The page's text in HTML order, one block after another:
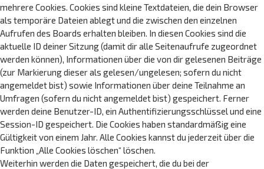
mehrere Cookies. Cookies sind kleine Textdateien, die dein Browser
als temporäre Dateien ablegt und die zwischen den einzelnen
Aufrufen des Boards erhalten bleiben. In diesen Cookies sind die
aktuelle ID deiner Sitzung (damit dir alle Seitenaufrufe zugeordnet
werden können), Informationen über die von dir gelesenen Beiträge
(zur Markierung dieser als gelesen/ungelesen; sofern du nicht
angemeldet bist) sowie Informationen über deine Teilnahme an
Umfragen (sofern du nicht angemeldet bist) gespeichert. Ferner
werden deine Benutzer-ID, ein Authentifizierungsschlüssel und eine
Session-ID gespeichert. Die Cookies haben standardmäßig eine
Gültigkeit von einem Jahr. Alle Cookies kannst du jederzeit über die
Funktion „Alle Cookies löschen“ löschen.
Weiterhin werden die Daten gespeichert, die du bei der